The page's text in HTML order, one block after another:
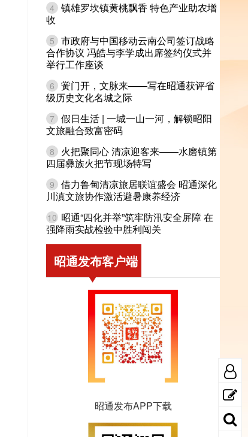
4 镇雄罗坎镇黄桃飘香 特色产业助农增
收
5 市政府与中国移动云南公司签订战略
合作协议 冯皓与李学成出席签约仪式并
举行工作座谈
6 黉门开，文脉来——写在昭通获评省
级历史文化名城之际
7 假日生活 | 一城一山一河，解锁昭阳
文旅融合致富密码
8
火把聚同心 清凉迎客来——水磨镇第
四届彝族火把节现场特写
9 借力鲁甸清凉旅居联谊盛会 昭通深化
川滇文旅协作激活避暑康养经济
10 昭通“四化并举”筑牢防汛安全屏障 在
强降雨实战检验中胜利闯关
昭通发布客户端
昭通发布APP下载